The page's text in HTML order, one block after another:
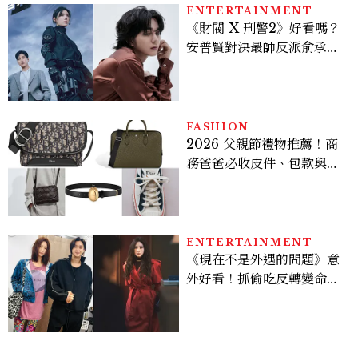
ENTERTAINMENT
《財閥 X 刑警2》好看嗎？
安普賢對決最帥反派俞承
多大？
FASHION
2026 父親節禮物推薦！商
務爸爸必收皮件、包款與鞋
ENTERTAINMENT
《現在不是外遇的問題》意
外好看！抓偷吃反轉變命